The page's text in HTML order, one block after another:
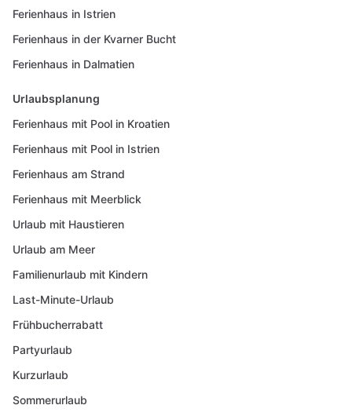
Ferienhaus in Istrien
Ferienhaus in der Kvarner Bucht
Ferienhaus in Dalmatien
Urlaubsplanung
Ferienhaus mit Pool in Kroatien
Ferienhaus mit Pool in Istrien
Ferienhaus am Strand
Ferienhaus mit Meerblick
Urlaub mit Haustieren
Urlaub am Meer
Familienurlaub mit Kindern
Last-Minute-Urlaub
Frühbucherrabatt
Partyurlaub
Kurzurlaub
Sommerurlaub